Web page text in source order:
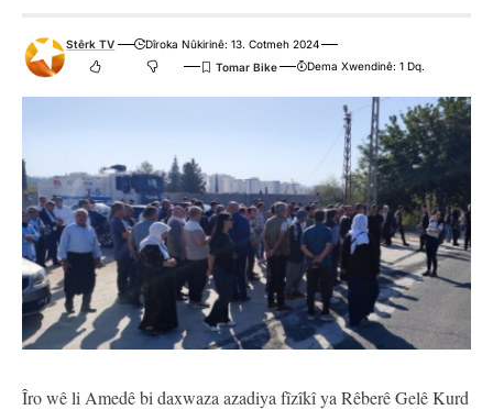
Stêrk TV
Dîroka Nûkirinê: 13. Cotmeh 2024
Dema Xwendinê: 1 Dq.
Îro wê li Amedê bi daxwaza azadiya fîzîkî ya Rêberê Gelê Kurd